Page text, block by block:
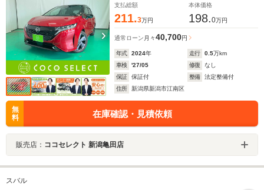
支払総額
211.3万円
本体価格
198.0万円
通常ローン 月々40,700円
年式 2024年 走行 0.5万km
車検
'27/05 修復
なし
保証
保証付 整備
法定整備付
住所
新潟県新潟市江南区
無
料
在庫確認・見積依頼
販売店： ココセレクト 新潟亀田店
スバル